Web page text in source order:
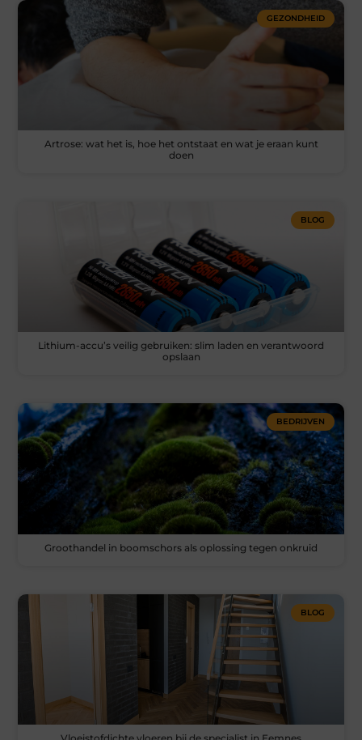
GEZONDHEID
Artrose: wat het is, hoe het ontstaat en wat je eraan kunt
doen
BLOG
Lithium-accu’s veilig gebruiken: slim laden en verantwoord
opslaan
BEDRIJVEN
Groothandel in boomschors als oplossing tegen onkruid
BLOG